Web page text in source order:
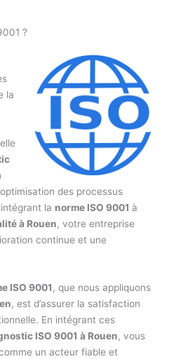
?
la
des processus
la norme ISO 9001à
à Rouen, votre entreprise
continue et une
ISO 9001 , que nous appliquons
, est d’assurer la satisfaction
En intégrant ces
ISO 9001 à Rouen, vous
un acteur fiable et